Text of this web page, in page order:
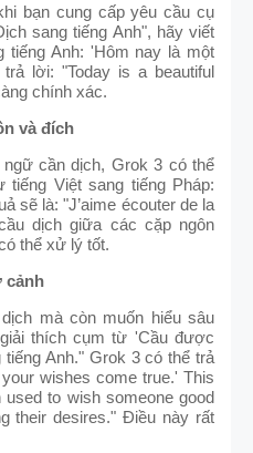
bạn cung cấp yêu cầu cụ
sang tiếng Anh", hãy viết
tiếng Anh: 'Hôm nay là một
lời: "Today is a beautiful
chính xác.
và đích
cần dịch, Grok 3 có thể
Việt sang tiếng Pháp:
sẽ là: "J’aime écouter de la
dịch giữa các cặp ngôn
thể xử lý tốt.
cảnh
mà còn muốn hiểu sâu
thích cụm từ 'Cầu được
Anh." Grok 3 có thể trả
wishes come true.' This
to wish someone good
their desires." Điều này rất